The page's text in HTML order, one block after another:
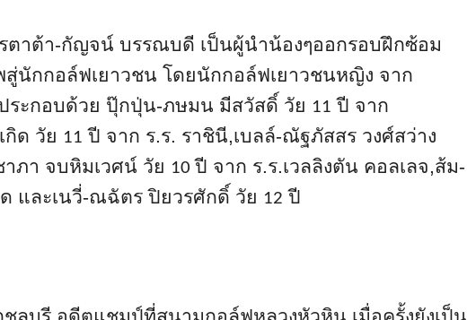
ตาต้า-กัญจน์ บรรณบดี เป็นผู้นำน้องๆออกรอบฝึกซ้อม
นักกอล์ฟเยาวชน โดยนักกอล์ฟเยาวชนหญิง จาก
ระกอบด้วย ปุ๊กปุ่น-ภษมน มีสวัสดิ์ วัย 11 ปี จาก
ด วัย 11 ปี จาก ร.ร. ราชินี,เบลล์-ณัฐภัสสร วงศ์สว่าง
ภา จบหิมเวศน์ วัย 10 ปี จาก ร.ร.เวลลิงตัน คอลเลจ,ส้ม-
และเนวี่-ณฉัตร ปิยวรศักดิ์ วัย 12 ปี